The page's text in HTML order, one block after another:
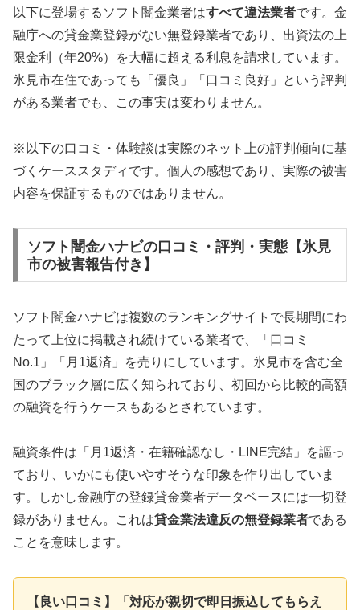
以下に登場するソフト闇金業者はすべて違法業者です。金
融庁への貸金業登録がない無登録業者であり、出資法の上
限金利（年20%）を大幅に超える利息を請求しています。
氷見市在住であっても「優良」「口コミ良好」という評判
がある業者でも、この事実は変わりません。
※以下の口コミ・体験談は実際のネット上の評判傾向に基
づくケーススタディです。個人の感想であり、実際の被害
内容を保証するものではありません。
ソフト闇金ハナビの口コミ・評判・実態【氷見
市の被害報告付き】
ソフト闇金ハナビは複数のランキングサイトで長期間にわ
たって上位に掲載され続けている業者で、「口コミ
No.1」「月1返済」を売りにしています。氷見市を含む全
国のブラック層に広く知られており、初回から比較的高額
の融資を行うケースもあるとされています。
融資条件は「月1返済・在籍確認なし・LINE完結」を謳っ
ており、いかにも使いやすそうな印象を作り出していま
す。しかし金融庁の登録貸金業者データベースには一切登
録がありません。これは貸金業法違反の無登録業者である
ことを意味します。
【良い口コミ】「対応が親切で即日振込してもらえ